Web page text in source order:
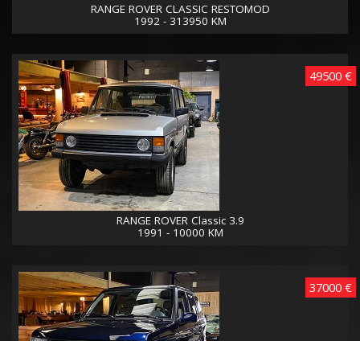
RANGE ROVER CLASSIC RESTOMOD
1992 - 313950 KM
49500 €
RANGE ROVER Classic 3.9
1991 - 10000 KM
37000 €